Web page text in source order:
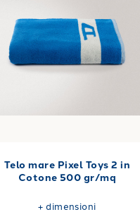
Telo mare Pixel Toys 2 in
Cotone 500 gr/mq
+dimensioni